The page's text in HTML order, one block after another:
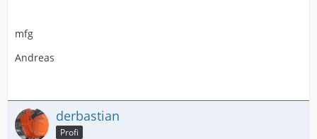
mfg
Andreas
derbastian
Profi